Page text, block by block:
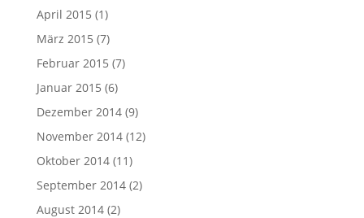
April 2015 (1)
März 2015 (7)
Februar 2015 (7)
Januar 2015 (6)
Dezember 2014(9)
November 2014(12)
Oktober 2014(11)
September 2014(2)
August 2014(2)